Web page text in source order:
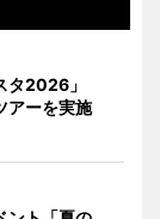
タ2026」
アーを実施